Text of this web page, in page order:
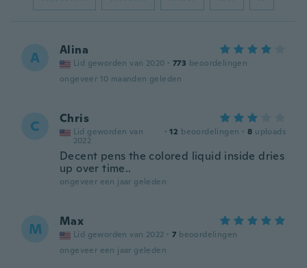
A Alina
Lid geworden van 2020 · 773 beoordelingen
ongeveer 10 maanden geleden
C Chris
Lid geworden van
2022
· 12 beoordelingen · 8 uploads
Decent pens the colored liquid inside dries
up over time..
ongeveer een jaar geleden
M Max
Lid geworden van 2022 · 7 beoordelingen
ongeveer een jaar geleden